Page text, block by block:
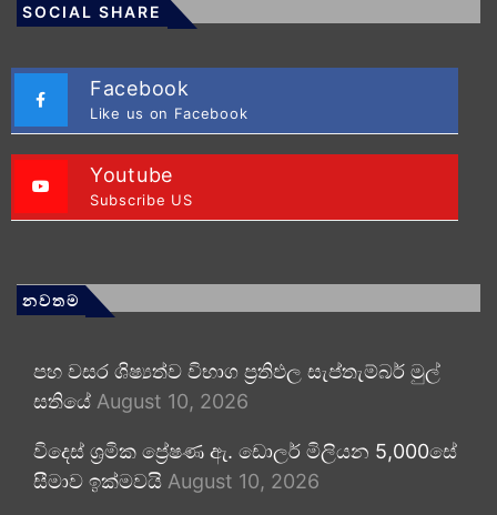
SOCIAL SHARE
Facebook
Like us on Facebook
Youtube
Subscribe US
නවතම
පහ වසර ශිෂ්‍යත්ව විභාග ප්‍රතිඵල සැප්තැම්බර් මුල්
සතියේ August 10, 2026
විදෙස් ශ්‍රමික ප්‍රේෂණ ඇ. ඩොලර් මිලියන 5,000සේ
සීමාව ඉක්මවයි August 10, 2026